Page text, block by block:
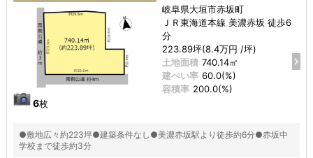
6枚
岐阜県大垣市赤坂町
ＪＲ東海道本線 美濃赤坂 徒歩6
分
223.89坪(8.4万円 /坪)
土地面積 740.14㎡
建ぺい率 60.0(%)
容積率 200.0(%)
●敷地広々約223坪●建築条件なし●美濃赤坂駅より徒歩約6分●赤坂中
学校まで徒歩約3分